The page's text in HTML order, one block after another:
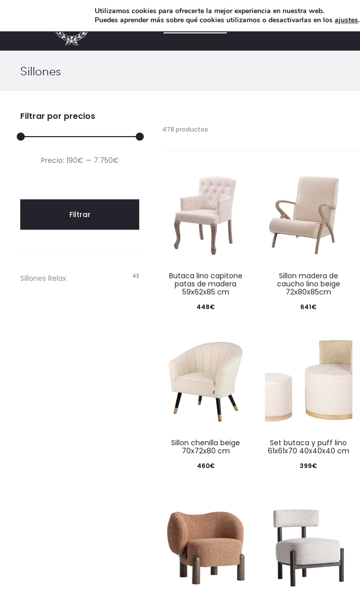
MUEBLES DE DISEÑO ILUMINACIÓN
Sillones
478 productos
resultados
Ordenado
por
los
últimos
butaca lino capitone
patas de madera
59x62x85 cm
448€
sillon madera de
caucho lino beige
72x80x85cm
641€
sillon chenilla beige
70x72x80 cm
460€
set butaca y puff lino
61x61x70 40x40x40 cm
399€
Filtrar por precios
Precio
Precio
Filtrar
Precio: 190€ — 7.750€
Sillones Relax 43
Utilizamos cookies para ofrecerte la mejor experiencia en nuestra web.
Puedes aprender más sobre qué cookies utilizamos o desactivarlas en losajustes.